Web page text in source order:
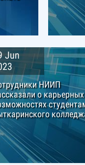
Jun
НИИП
о карьерных